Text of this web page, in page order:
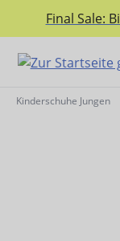
springen
Final Sale:
Kinderschuhe Jungen